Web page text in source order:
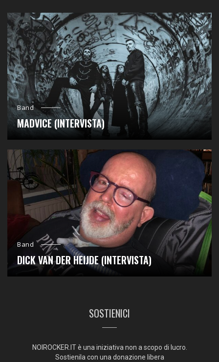
Band
MADVICE (INTERVISTA)
Band
DICK VAN DER HEIJDE (INTERVISTA)
SOSTIENICI
NOIROCKER.IT è una iniziativa non a scopo di lucro.
Sostienila con una donazione libera